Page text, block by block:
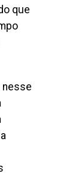
que
nesse